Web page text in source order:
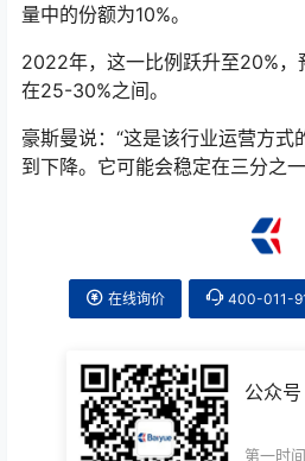
量中的份额为10%。
2022年，这一比例跃升至20%
在25-30%之间。
豪斯曼说：“这是该行业运营方式
到下降。它可能会稳定在三分之一
在线询价 400-011-
公众
第一时